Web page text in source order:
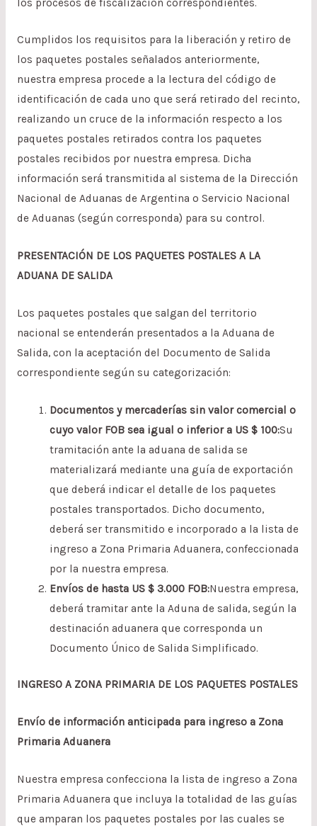
los procesos de fiscalización correspondientes.
Cumplidos los requisitos para la liberación y retiro de
los paquetes postales señalados anteriormente,
nuestra empresa procede a la lectura del código de
identificación de cada uno que será retirado del recinto,
realizando un cruce de la información respecto a los
paquetes postales retirados contra los paquetes
postales recibidos por nuestra empresa. Dicha
información será transmitida al sistema de la Dirección
Nacional de Aduanas de Argentina o Servicio Nacional
de Aduanas (según corresponda) para su control.
PRESENTACIÓN DE LOS PAQUETES POSTALES A LA
ADUANA DE SALIDA
Los paquetes postales que salgan del territorio
nacional se entenderán presentados a la Aduana de
Salida, con la aceptación del Documento de Salida
correspondiente según su categorización:
Documentos y mercaderías sin valor comercial o
cuyo valor FOB sea igual o inferior a US $ 100:Su
tramitación ante la aduana de salida se
materializará mediante una guía de exportación
que deberá indicar el detalle de los paquetes
postales transportados. Dicho documento,
deberá ser transmitido e incorporado a la lista de
ingreso a Zona Primaria Aduanera, confeccionada
por la nuestra empresa.
Envíos de hasta US $ 3.000 FOB:Nuestra empresa,
deberá tramitar ante la Aduna de salida, según la
destinación aduanera que corresponda un
Documento Único de Salida Simplificado.
INGRESO A ZONA PRIMARIA DE LOS PAQUETES POSTALES
Envío de información anticipada para ingreso a Zona
Primaria Aduanera
Nuestra empresa confecciona la lista de ingreso a Zona
Primaria Aduanera que incluya la totalidad de las guías
que amparan los paquetes postales por las cuales se